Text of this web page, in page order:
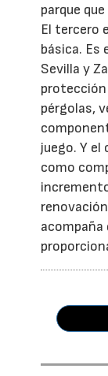
parque
El tercero
básica. Es
Sevilla y
pérgolas,
juego. Y
como
acompaña